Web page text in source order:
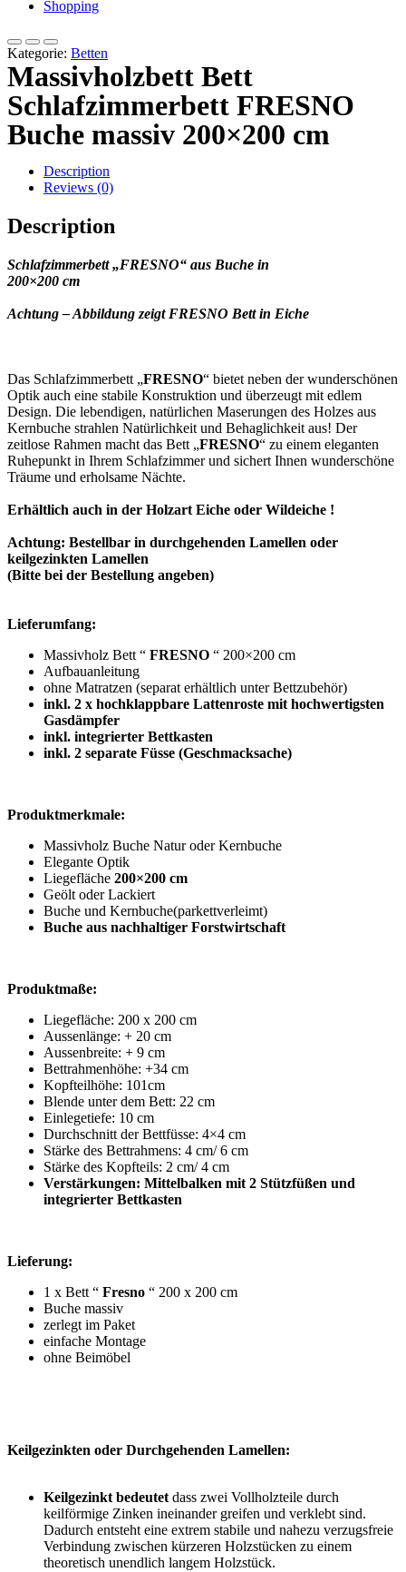
Shopping
Kategorie: Betten
Massivholzbett Bett
Schlafzimmerbett FRESNO
Buche massiv 200×200 cm
Description
Reviews (0)
Description
Schlafzimmerbett „FRESNO“ aus Buche in
200×200 cm
Achtung – Abbildung zeigt FRESNO Bett in Eiche
Das Schlafzimmerbett „FRESNO“ bietet neben der wunderschönen
Optik auch eine stabile Konstruktion und überzeugt mit edlem
Design. Die lebendigen, natürlichen Maserungen des Holzes aus
Kernbuche strahlen Natürlichkeit und Behaglichkeit aus! Der
zeitlose Rahmen macht das Bett „FRESNO“ zu einem eleganten
Ruhepunkt in Ihrem Schlafzimmer und sichert Ihnen wunderschöne
Träume und erholsame Nächte.
Erhältlich auch in der Holzart Eiche oder Wildeiche !
Achtung: Bestellbar in durchgehenden Lamellen oder
keilgezinkten Lamellen
(Bitte bei der Bestellung angeben)
Lieferumfang:
Massivholz Bett “ FRESNO “ 200×200 cm
Aufbauanleitung
ohne Matratzen (separat erhältlich unter Bettzubehör)
inkl. 2 x hochklappbare Lattenroste mit hochwertigsten
Gasdämpfer
inkl. integrierter Bettkasten
inkl. 2 separate Füsse (Geschmacksache)
Produktmerkmale:
Massivholz Buche Natur oder Kernbuche
Elegante Optik
Liegefläche 200×200 cm
Geölt oder Lackiert
Buche und Kernbuche(parkettverleimt)
Buche aus nachhaltiger Forstwirtschaft
Produktmaße:
Liegefläche: 200 x 200 cm
Aussenlänge: + 20 cm
Aussenbreite: + 9 cm
Bettrahmenhöhe: +34 cm
Kopfteilhöhe: 101cm
Blende unter dem Bett: 22 cm
Einlegetiefe: 10 cm
Durchschnitt der Bettfüsse: 4×4 cm
Stärke des Bettrahmens: 4 cm/ 6 cm
Stärke des Kopfteils: 2 cm/ 4 cm
Verstärkungen: Mittelbalken mit 2 Stützfüßen und
integrierter Bettkasten
Lieferung:
1 x Bett “ Fresno “ 200 x 200 cm
Buche massiv
zerlegt im Paket
einfache Montage
ohne Beimöbel
Keilgezinkten oder Durchgehenden Lamellen:
Keilgezinkt bedeutet dass zwei Vollholzteile durch
keilförmige Zinken ineinander greifen und verklebt sind.
Dadurch entsteht eine extrem stabile und nahezu verzugsfreie
Verbindung zwischen kürzeren Holzstücken zu einem
theoretisch unendlich langem Holzstück.